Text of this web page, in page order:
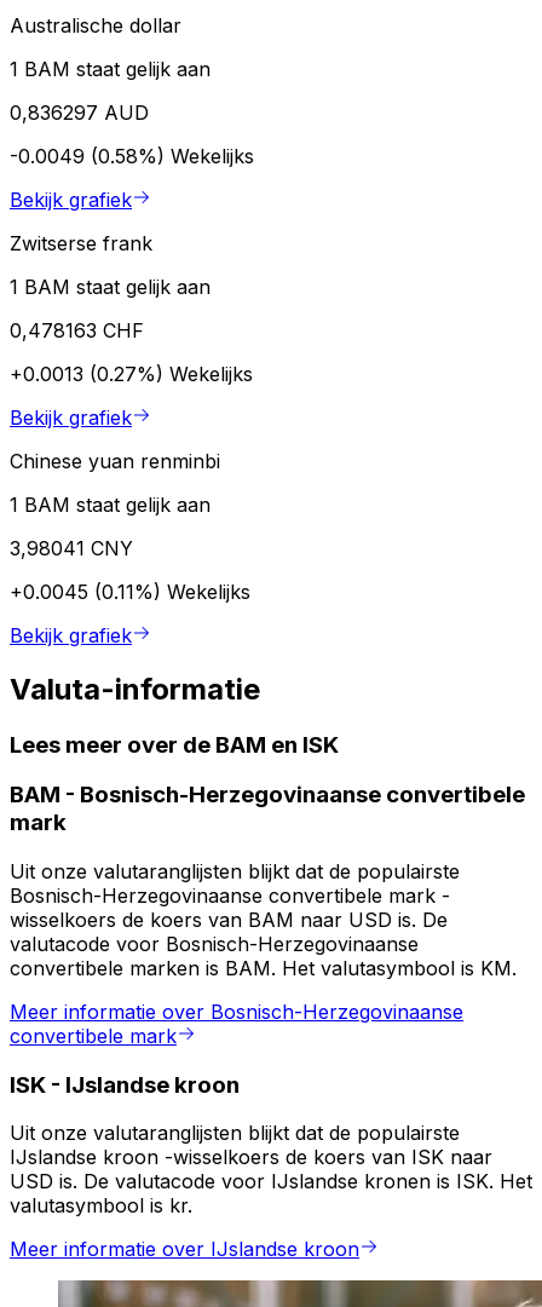
Australische dollar
1 BAM staat gelijk aan
0,836297 AUD
-0.0049 (0.58%) Wekelijks
Bekijk grafiek
Zwitserse frank
1 BAM staat gelijk aan
0,478163 CHF
+0.0013 (0.27%) Wekelijks
Bekijk grafiek
Chinese yuan renminbi
1 BAM staat gelijk aan
3,98041 CNY
+0.0045 (0.11%) Wekelijks
Bekijk grafiek
Valuta-informatie
Lees meer over de BAM en ISK
BAM - Bosnisch-Herzegovinaanse convertibele
mark
Uit onze valutaranglijsten blijkt dat de populairste
Bosnisch-Herzegovinaanse convertibele mark -
wisselkoers de koers van BAM naar USD is. De
valutacode voor Bosnisch-Herzegovinaanse
convertibele marken is BAM. Het valutasymbool is KM.
Meer informatie over Bosnisch-Herzegovinaanse
convertibele mark
ISK - IJslandse kroon
Uit onze valutaranglijsten blijkt dat de populairste
IJslandse kroon -wisselkoers de koers van ISK naar
USD is. De valutacode voor IJslandse kronen is ISK. Het
valutasymbool is kr.
Meer informatie over IJslandse kroon